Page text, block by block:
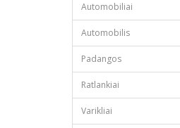
Automobiliai
Automobilis
Padangos
Ratlankiai
Varikliai